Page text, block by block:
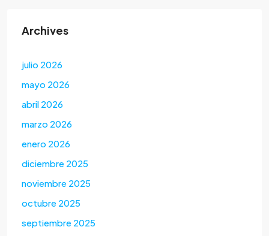
Archives
julio 2026
mayo 2026
abril 2026
marzo 2026
enero 2026
diciembre 2025
noviembre 2025
octubre 2025
septiembre 2025